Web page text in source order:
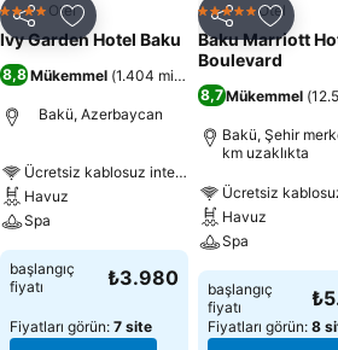
Paylaş Favorilerime ekle
4 Yıldız Otel
Ivy Garden Hotel Baku
8,8 Mükemmel (1.404 misafir puanı
Bakü, Azerbaycan
Ücretsiz kablosuz internet
Havuz
Spa
başlangıç
fiyatı
₺3.980
Fiyatları görün: 7 site
Paylaş
5 Yıldız Otel
Baku Marriott
Boulevard
8,7Mükemmel (
Bakü, Şehir
km uzaklıkta
Ücretsiz
Havuz
Spa
başlangıç
fiyatı
Fiyatları görün: 8